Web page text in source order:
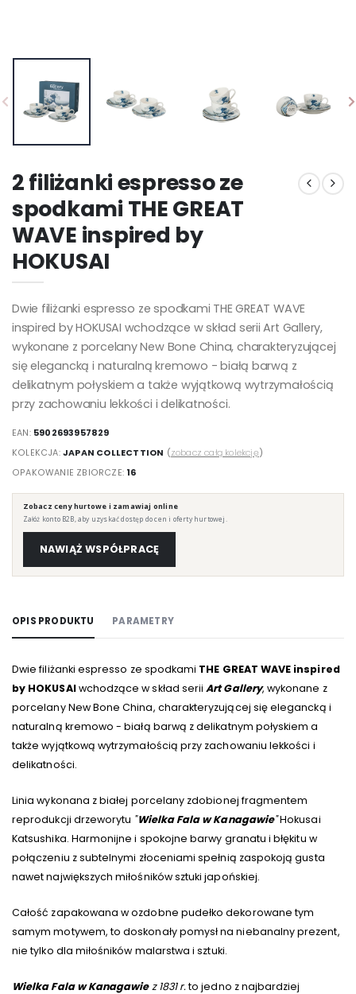
2 filiżanki espresso ze
spodkami THE GREAT
WAVE inspired by
HOKUSAI
Dwie filiżanki espresso ze spodkami THE GREAT WAVE
inspired by HOKUSAI wchodzące w skład serii Art Gallery,
wykonane z porcelany New Bone China, charakteryzującej
się elegancką i naturalną kremowo - białą barwą z
delikatnym połyskiem a także wyjątkową wytrzymałością
przy zachowaniu lekkości i delikatności.
EAN: 5902693957829
KOLEKCJA: JAPAN COLLECTTION (zobacz całą kolekcję)
OPAKOWANIE ZBIORCZE: 16
Zobacz ceny hurtowe i zamawiaj online
Załóż konto B2B, aby uzyskać dostęp do cen i oferty hurtowej.
NAWIĄŻ WSPÓŁPRACĘ
OPIS PRODUKTU PARAMETRY
Dwie filiżanki espresso ze spodkami THE GREAT WAVE inspired
by HOKUSAIwchodzące w skład seriiArt Gallery, wykonane z
porcelany New Bone China, charakteryzującej się elegancką i
naturalną kremowo - białą barwą z delikatnym połyskiem a
także wyjątkową wytrzymałością przy zachowaniu lekkości i
delikatności.
Linia wykonana z białej porcelany zdobionej fragmentem
reprodukcji drzeworytu "Wielka Fala w Kanagawie"Hokusai
Katsushika. Harmonijne i spokojne barwy granatu i błękitu w
połączeniu z subtelnymi złoceniami spełnią zaspokoją gusta
nawet największych miłośników sztuki japońskiej.
Całość zapakowana w ozdobne pudełko dekorowane tym
samym motywem, to doskonały pomysł na niebanalny prezent,
nie tylko dla miłośników malarstwa i sztuki.
Wielka Fala w Kanagawiez 1831 r.to jedno z najbardziej